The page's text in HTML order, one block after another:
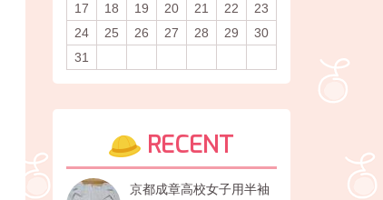
17
18 19 20 21 22
23
24
25 26 27 28 29
30
31
RECENT
京都成章高校女子用半袖